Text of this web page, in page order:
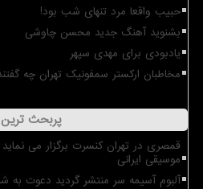
حبیب واقعا مرد تنهای شب بود!
بشنوید آهنگ جدید محسن چاوشی
یادبودی برای مهدی سپهر
مخاطبان ارکستر سمفونیک تهران چه
پربحث
قمصری در تهران کنسرت برگزار می نماید
موسیقی ایرانی
آلبوم آسیمه سر منتشر گردید دعوت به